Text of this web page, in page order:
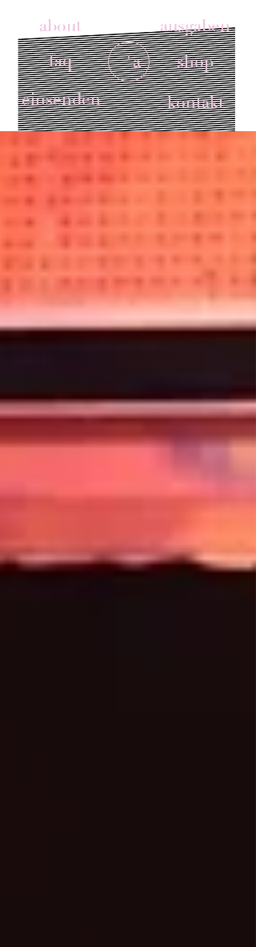
about
ausgaben
faq
shop
'a
einsenden
kontakt